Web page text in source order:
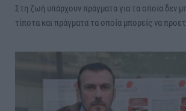
Στη ζωή υπάρχουν πράγματα για τα οποία δεν
τίποτα και πράγματα τα οποία μπορείς να